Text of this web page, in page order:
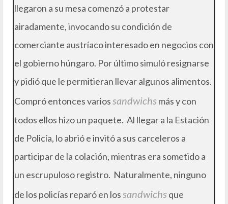
llegaron a su mesa comenzó a protestar
airadamente, invocando su condición de
comerciante austríaco interesado en negocios con
el gobierno húngaro. Por último simuló resignarse
y pidió que le permitieran llevar algunos alimentos.
Compró entonces variossandwichsmás y con
todos ellos hizo un paquete. Al llegar a la Estación
de Policía, lo abrió e invitó a sus carceleros a
participar de la colación, mientras era sometido a
un escrupuloso registro. Naturalmente, ninguno
de los policías reparó en lossandwichsque